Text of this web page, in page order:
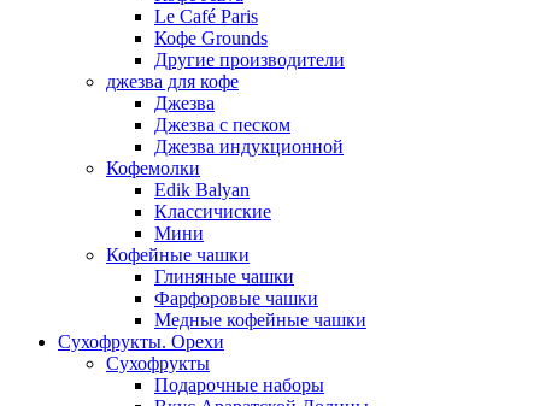
Le Café Paris
Кофе Grounds
Другие производители
джезва для кофе
Джезва
Джезва с песком
Джезва индукционной
Кофемолки
Edik Balyan
Классичиские
Мини
Кофейные чашки
Глиняные чашки
Фарфоровые чашки
Медные кофейные чашки
Сухофрукты. Орехи
Сухофрукты
Подарочные наборы